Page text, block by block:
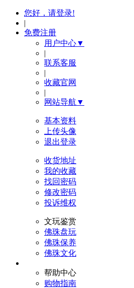
您好，请登录!
|
免费注册
用户中心▼
|
联系客服
|
收藏官网
|
网站导航▼
基本资料
上传头像
退出登录
收货地址
我的收藏
找回密码
修改密码
投诉维权
文玩鉴赏
佛珠盘玩
佛珠保养
佛珠文化
帮助中心
购物指南